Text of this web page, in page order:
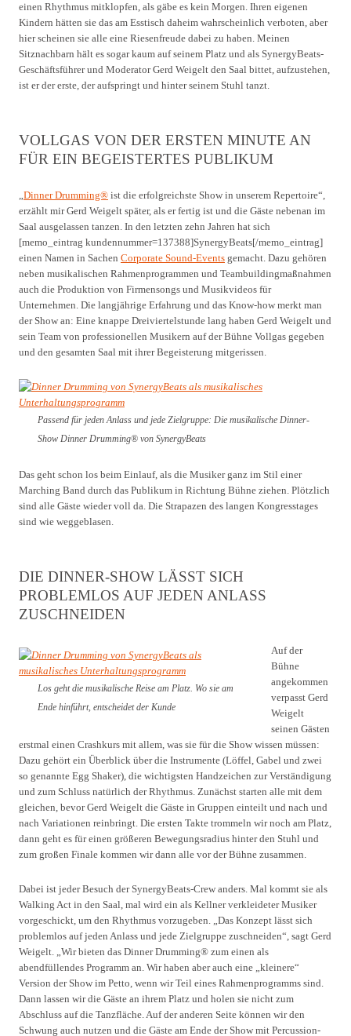
einen Rhythmus mitklopfen, als gäbe es kein Morgen. Ihren eigenen
Kindern hätten sie das am Esstisch daheim wahrscheinlich verboten, aber
hier scheinen sie alle eine Riesenfreude dabei zu haben. Meinen
Sitznachbarn hält es sogar kaum auf seinem Platz und als SynergyBeats-
Geschäftsführer und Moderator Gerd Weigelt den Saal bittet, aufzustehen,
ist er der erste, der aufspringt und hinter seinem Stuhl tanzt.
VOLLGAS VON DER ERSTEN MINUTE AN
FÜR EIN BEGEISTERTES PUBLIKUM
„Dinner Drumming® ist die erfolgreichste Show in unserem Repertoire“,
erzählt mir Gerd Weigelt später, als er fertig ist und die Gäste nebenan im
Saal ausgelassen tanzen. In den letzten zehn Jahren hat sich
[memo_eintrag kundennummer=137388]SynergyBeats[/memo_eintrag]
einen Namen in Sachen Corporate Sound-Events gemacht. Dazu gehören
neben musikalischen Rahmenprogrammen und Teambuildingmaßnahmen
auch die Produktion von Firmensongs und Musikvideos für
Unternehmen. Die langjährige Erfahrung und das Know-how merkt man
der Show an: Eine knappe Dreiviertelstunde lang haben Gerd Weigelt und
sein Team von professionellen Musikern auf der Bühne Vollgas gegeben
und den gesamten Saal mit ihrer Begeisterung mitgerissen.
Passend für jeden Anlass und jede Zielgruppe: Die musikalische Dinner-
Show Dinner Drumming® von SynergyBeats
Das geht schon los beim Einlauf, als die Musiker ganz im Stil einer
Marching Band durch das Publikum in Richtung Bühne ziehen. Plötzlich
sind alle Gäste wieder voll da. Die Strapazen des langen Kongresstages
sind wie weggeblasen.
DIE DINNER-SHOW LÄSST SICH
PROBLEMLOS AUF JEDEN ANLASS
ZUSCHNEIDEN
Los geht die musikalische Reise am Platz. Wo sie am
Ende hinführt, entscheidet der Kunde
Auf der
Bühne
angekommen
verpasst Gerd
Weigelt
seinen Gästen
erstmal einen Crashkurs mit allem, was sie für die Show wissen müssen:
Dazu gehört ein Überblick über die Instrumente (Löffel, Gabel und zwei
so genannte Egg Shaker), die wichtigsten Handzeichen zur Verständigung
und zum Schluss natürlich der Rhythmus. Zunächst starten alle mit dem
gleichen, bevor Gerd Weigelt die Gäste in Gruppen einteilt und nach und
nach Variationen reinbringt. Die ersten Takte trommeln wir noch am Platz,
dann geht es für einen größeren Bewegungsradius hinter den Stuhl und
zum großen Finale kommen wir dann alle vor der Bühne zusammen.
Dabei ist jeder Besuch der SynergyBeats-Crew anders. Mal kommt sie als
Walking Act in den Saal, mal wird ein als Kellner verkleideter Musiker
vorgeschickt, um den Rhythmus vorzugeben. „Das Konzept lässt sich
problemlos auf jeden Anlass und jede Zielgruppe zuschneiden“, sagt Gerd
Weigelt. „Wir bieten das Dinner Drumming® zum einen als
abendfüllendes Programm an. Wir haben aber auch eine „kleinere“
Version der Show im Petto, wenn wir Teil eines Rahmenprogramms sind.
Dann lassen wir die Gäste an ihrem Platz und holen sie nicht zum
Abschluss auf die Tanzfläche. Auf der anderen Seite können wir den
Schwung auch nutzen und die Gäste am Ende der Show mit Percussion-